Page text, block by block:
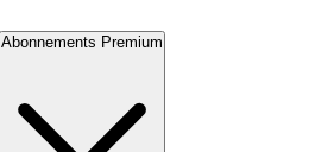
Abonnements Premium